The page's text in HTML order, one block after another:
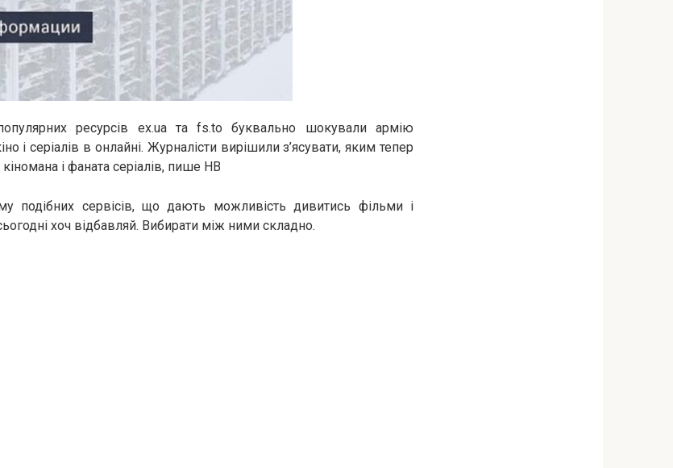
ресурсів ex.ua та fs.to буквально шокували армію
і серіалів в онлайні. Журналісти вирішили з’ясувати, яким тепер
і фаната серіалів, пише НВ
подібних сервісів, що дають можливість дивитись фільми і
хоч відбавляй. Вибирати між ними складно.